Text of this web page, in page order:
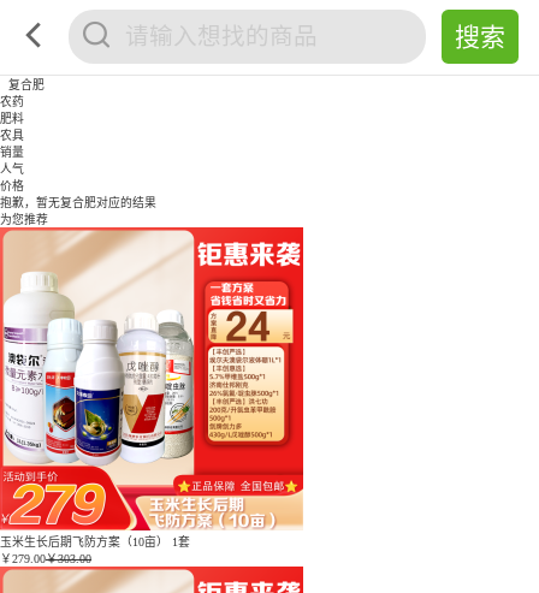
复合肥
农药
肥料
农具
销量
人气
价格
抱歉，暂无复合肥对应的结果
为您推荐
玉米生长后期飞防方案（10亩） 1套
￥279.00￥303.00